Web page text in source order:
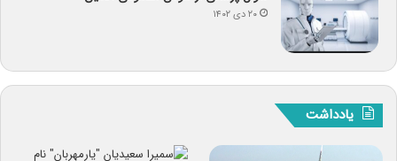
۲۰ دی ۱۴۰۲
یادداشت